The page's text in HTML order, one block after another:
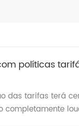
políticas
das tarifas terá
de exportação no mercado dos EUA e ajustes na